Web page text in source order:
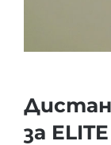
за